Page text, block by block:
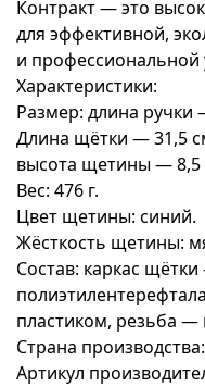
Контракт— это
для эффективной,
и профессиональной
Характеристики:
Размер: длина
Длина щётки — 31,5
высота щетины —
Вес: 476 г.
Цвет щетины: синий.
Жёсткость щетины:
Состав: каркас
пластиком, резьба
Страна
Артикул